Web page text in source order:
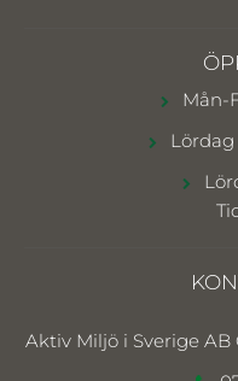
Mån-
Lördag
Aktiv Miljö i Sverige AB